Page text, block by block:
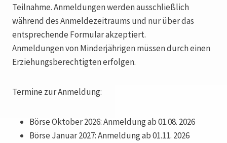
Teilnahme. Anmeldungen werden ausschließlich
während des Anmeldezeitraums und nur über das
entsprechende Formular akzeptiert.
Anmeldungen von Minderjährigen müssen durch einen
Erziehungsberechtigten erfolgen.
Termine zur Anmeldung:
Börse Oktober 2026: Anmeldung ab 01.08. 2026
Börse Januar 2027: Anmeldung ab 01.11. 2026